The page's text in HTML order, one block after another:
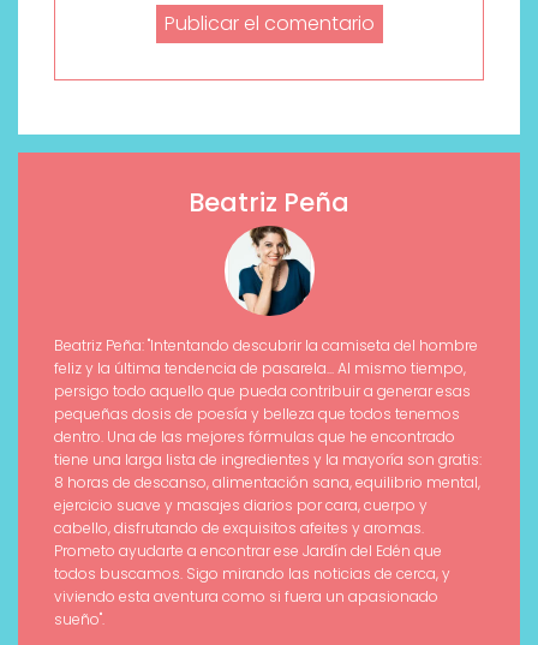
Beatriz Peña
Beatriz Peña: "Intentando descubrir la camiseta del hombre
feliz y la última tendencia de pasarela... Al mismo tiempo,
persigo todo aquello que pueda contribuir a generar esas
pequeñas dosis de poesía y belleza que todos tenemos
dentro. Una de las mejores fórmulas que he encontrado
tiene una larga lista de ingredientes y la mayoría son gratis:
8 horas de descanso, alimentación sana, equilibrio mental,
ejercicio suave y masajes diarios por cara, cuerpo y
cabello, disfrutando de exquisitos afeites y aromas.
Prometo ayudarte a encontrar ese Jardín del Edén que
todos buscamos. Sigo mirando las noticias de cerca, y
viviendo esta aventura como si fuera un apasionado
sueño".